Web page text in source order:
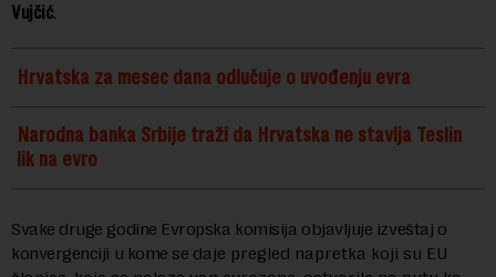
Vujčić.
Hrvatska za mesec dana odlučuje o uvođenju evra
Narodna banka Srbije traži da Hrvatska ne stavlja Teslin
lik na evro
Svake druge godine Evropska komisija objavljuje izveštaj o
konvergenciji u kome se daje pregled napretka koji su EU